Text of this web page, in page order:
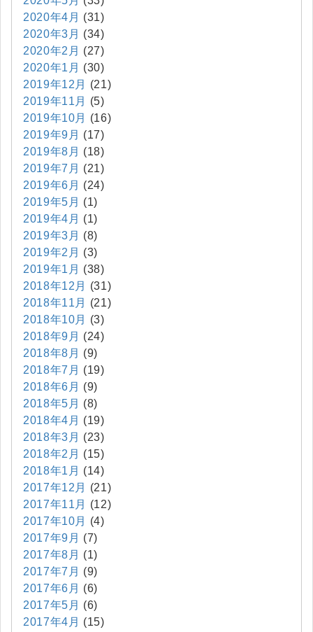
2020年4月 (31)
2020年3月 (34)
2020年2月 (27)
2020年1月 (30)
2019年12月
(21)
2019年11月
(5)
2019年10月
(16)
2019年9月 (17)
2019年8月 (18)
2019年7月 (21)
2019年6月 (24)
2019年5月 (1)
2019年4月 (1)
2019年3月 (8)
2019年2月 (3)
2019年1月 (38)
2018年12月
(31)
2018年11月
(21)
2018年10月
(3)
2018年9月 (24)
2018年8月 (9)
2018年7月 (19)
2018年6月 (9)
2018年5月 (8)
2018年4月 (19)
2018年3月 (23)
2018年2月 (15)
2018年1月 (14)
2017年12月
(21)
2017年11月
(12)
2017年10月
(4)
2017年9月 (7)
2017年8月 (1)
2017年7月 (9)
2017年6月 (6)
2017年5月 (6)
2017年4月 (15)